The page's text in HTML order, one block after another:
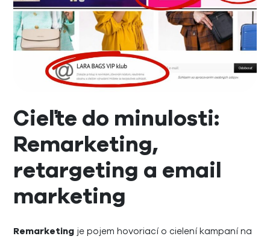
Cieľte do minulosti:
Remarketing,
retargeting a email
marketing
Remarketing je pojem hovoriací o cielení kampaní na